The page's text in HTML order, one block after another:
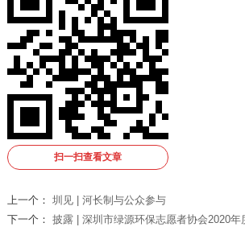
扫一扫查看文章
上一个： 圳见 | 河长制与公众参与
下一个： 披露 | 深圳市绿源环保志愿者协会2020年